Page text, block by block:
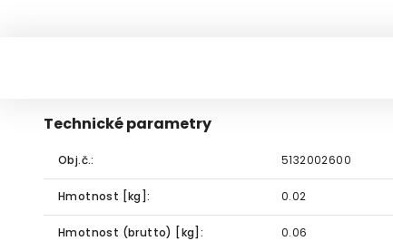
Technické parametry
Obj.č.: 5132002600
Hmotnost [kg]: 0.02
Hmotnost (brutto) [kg]: 0.06